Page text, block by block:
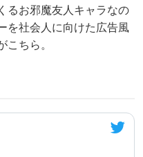
るお邪魔友人キャラなの
を社会人に向けた広告風
ちら。